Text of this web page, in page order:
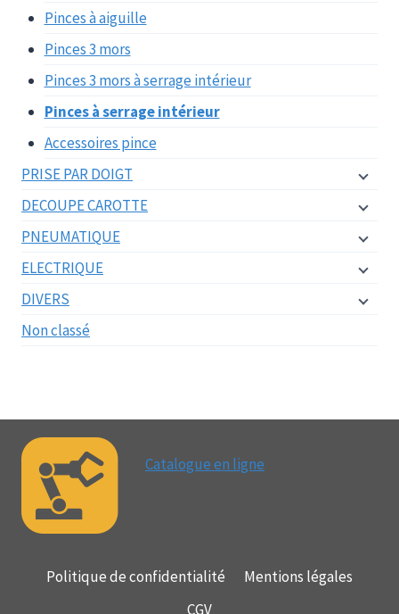
Pinces à aiguille
Pinces 3 mors
Pinces 3 mors à serrage intérieur
Pinces à serrage intérieur
Accessoires pince
PRISE PAR DOIGT
DECOUPE CAROTTE
PNEUMATIQUE
ELECTRIQUE
DIVERS
Non classé
Catalogue en ligne
Politique de confidentialité
Mentions légales
CGV